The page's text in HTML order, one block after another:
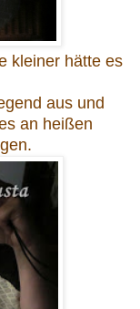
kleiner hätte es
aus und
an heißen